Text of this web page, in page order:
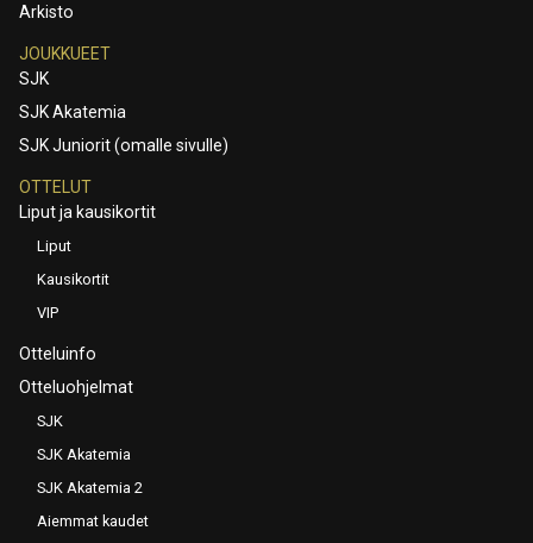
Arkisto
JOUKKUEET
SJK
SJK Akatemia
SJK Juniorit (omalle sivulle)
OTTELUT
Liput ja kausikortit
Liput
Kausikortit
VIP
Otteluinfo
Otteluohjelmat
SJK
SJK Akatemia
SJK Akatemia 2
Aiemmat kaudet